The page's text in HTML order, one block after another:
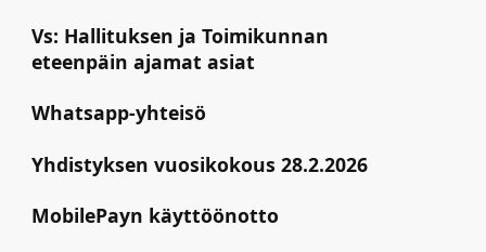
Vs: Hallituksen ja Toimikunnan
eteenpäin ajamat asiat
Whatsapp-yhteisö
Yhdistyksen vuosikokous 28.2.2026
MobilePayn käyttöönotto